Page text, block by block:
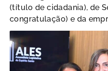
(título de cidadania), de
congratulação) e da